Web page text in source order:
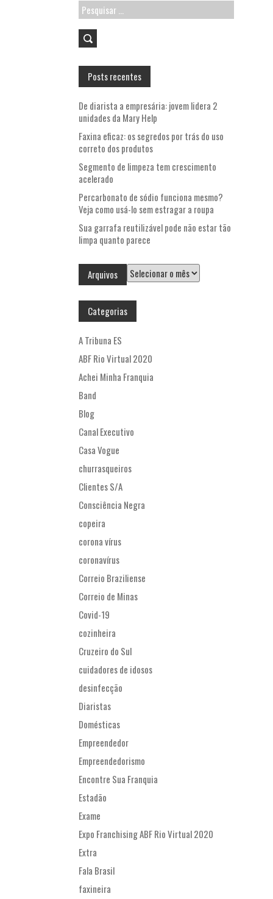
Pesquisar
por:
Posts recentes
De diarista a empresária: jovem lidera 2
unidades da Mary Help
Faxina eficaz: os segredos por trás do uso
correto dos produtos
Segmento de limpeza tem crescimento
acelerado
Percarbonato de sódio funciona mesmo?
Veja como usá-lo sem estragar a roupa
Sua garrafa reutilizável pode não estar tão
limpa quanto parece
Arquivos Arquivos
Categorias
A Tribuna ES
ABF Rio Virtual 2020
Achei Minha Franquia
Band
Blog
Canal Executivo
Casa Vogue
churrasqueiros
Clientes S/A
Consciência Negra
copeira
corona vírus
coronavírus
Correio Braziliense
Correio de Minas
Covid-19
cozinheira
Cruzeiro do Sul
cuidadores de idosos
desinfecção
Diaristas
Domésticas
Empreendedor
Empreendedorismo
Encontre Sua Franquia
Estadão
Exame
Expo Franchising ABF Rio Virtual 2020
Extra
Fala Brasil
faxineira